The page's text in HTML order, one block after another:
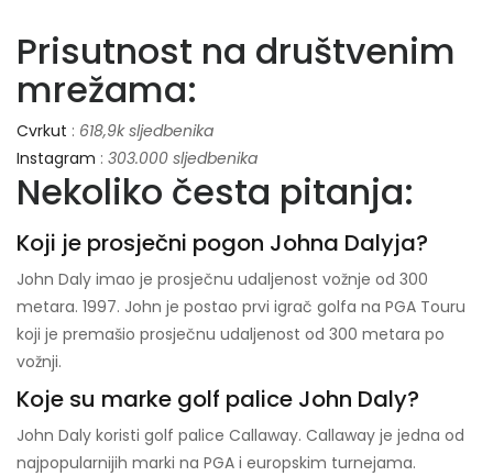
Prisutnost na društvenim
mrežama:
Cvrkut : 618,9k sljedbenika
Instagram : 303.000 sljedbenika
Nekoliko česta pitanja:
Koji je prosječni pogon Johna Dalyja?
John Daly imao je prosječnu udaljenost vožnje od 300
metara. 1997. John je postao prvi igrač golfa na PGA Touru
koji je premašio prosječnu udaljenost od 300 metara po
vožnji.
Koje su marke golf palice John Daly?
John Daly koristi golf palice Callaway. Callaway je jedna od
najpopularnijih marki na PGA i europskim turnejama.